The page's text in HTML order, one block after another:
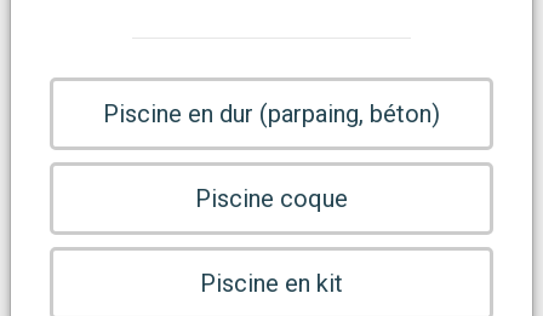
Piscine en dur (parpaing, béton)
Piscine coque
Piscine en kit